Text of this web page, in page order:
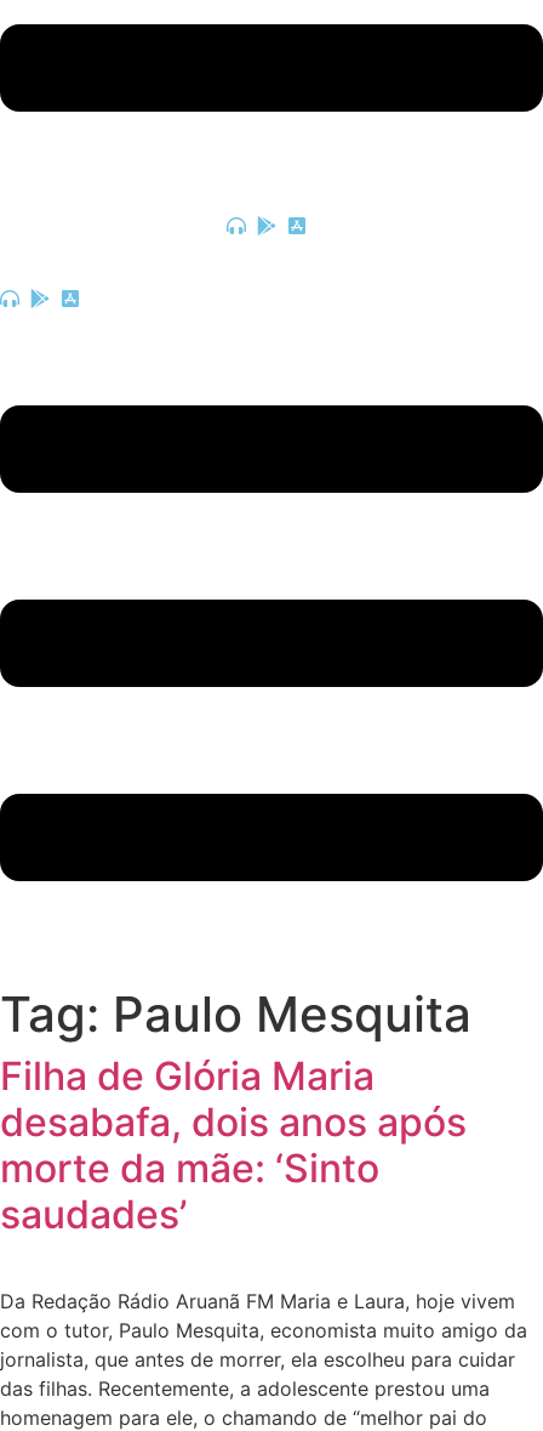
Tag: Paulo Mesquita
Filha de Glória Maria
desabafa, dois anos após
morte da mãe: ‘Sinto
saudades’
Da Redação Rádio Aruanã FM Maria e Laura, hoje vivem
com o tutor, Paulo Mesquita, economista muito amigo da
jornalista, que antes de morrer, ela escolheu para cuidar
das filhas. Recentemente, a adolescente prestou uma
homenagem para ele, o chamando de “melhor pai do